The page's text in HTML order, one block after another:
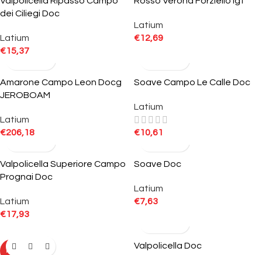
dei Ciliegi Doc
Latium
€15,37
Latium
€12,69
Amarone Campo Leon Docg
JEROBOAM
Latium
€206,18
Soave Campo Le Calle Doc
Latium
€10,61
Valpolicella Superiore Campo
Prognai Doc
Latium
€17,93
Soave Doc
Latium
€7,63
HOT
Valpolicella Doc